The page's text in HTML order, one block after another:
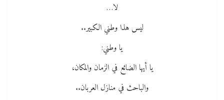
لا…
ليس هذا وطني الكبير..
يا وطني:
يا أيها الضائع في الزمان والمكان،
والباحث في منازل العربان..